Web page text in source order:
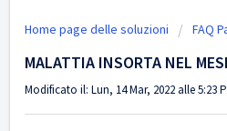
Home page delle soluzioni FAQ
MALATTIA INSORTA NEL
Modificato il: Lun, 14 Mar, 2022 alle 5:23